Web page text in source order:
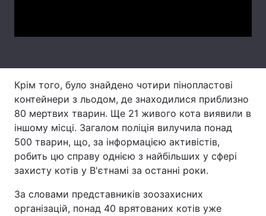
Тема оформлення
Крім того, було знайдено чотири пінопластові
контейнери з льодом, де знаходилися приблизно
80 мертвих тварин. Ще 21 живого кота виявили в
іншому місці. Загалом поліція вилучила понад
500 тварин, що, за інформацією активістів,
робить цю справу однією з найбільших у сфері
захисту котів у В'єтнамі за останні роки.
За словами представників зоозахисних
організацій, понад 40 врятованих котів уже